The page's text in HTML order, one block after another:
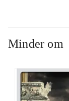
Minder om